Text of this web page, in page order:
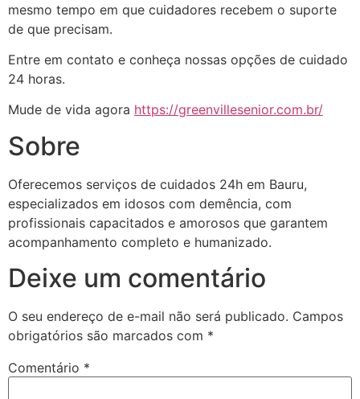
mesmo tempo em que cuidadores recebem o suporte
de que precisam.
Entre em contato e conheça nossas opções de cuidado
24 horas.
Mude de vida agora https://greenvillesenior.com.br/
Sobre
Oferecemos serviços de cuidados 24h em Bauru,
especializados em idosos com demência, com
profissionais capacitados e amorosos que garantem
acompanhamento completo e humanizado.
Deixe um comentário
O seu endereço de e-mail não será publicado. Campos
obrigatórios são marcados com *
Comentário *